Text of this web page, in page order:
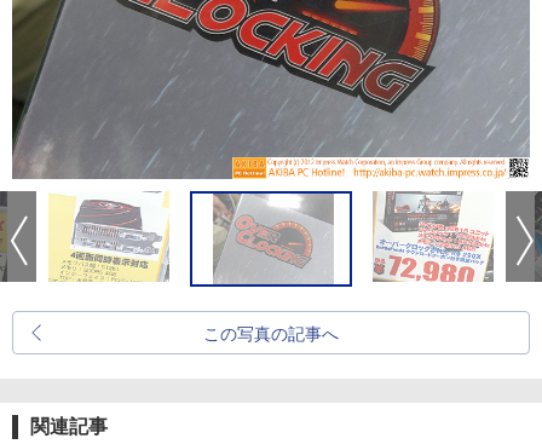
この写真の記事へ
関連記事